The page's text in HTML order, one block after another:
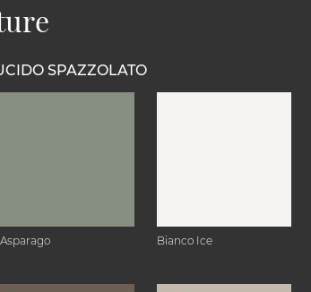
SPAZZOLATO
Asparago Bianco Ice